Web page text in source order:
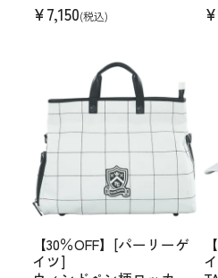
¥7,150(税込) ¥
【30％OFF】[パーリーゲ
イツ]